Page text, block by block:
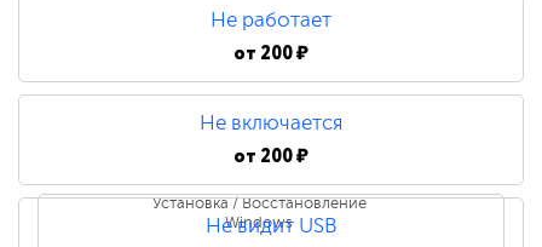
Не работает
от 200 ₽
Не включается
от 200 ₽
Установка / Восстановление
Windows
Не видит USB